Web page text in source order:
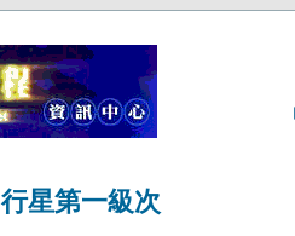
星第一級次